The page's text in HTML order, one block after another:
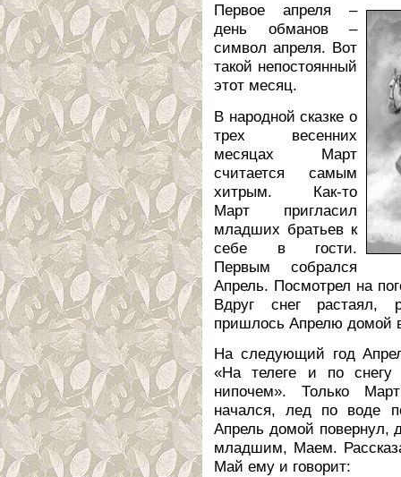
Первое апреля –
день обманов –
символ апреля. Вот
такой непостоянный
этот месяц.
В народной сказке о
трех весенних
месяцах Март
считается самым
хитрым. Как-то
Март пригласил
младших братьев к
себе в гости.
Первым собрался
Апрель. Посмотрел на
Вдруг снег растаял,
пришлось Апрелю домой
На следующий год
«На телеге и по
нипочем». Только
начался, лед по воде
Апрель домой повернул,
младшим, Маем.
Май ему и говорит: